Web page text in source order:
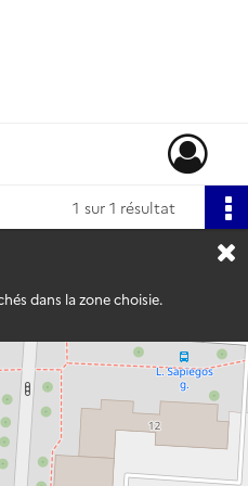
1 sur 1 résultat
dans la zone choisie.